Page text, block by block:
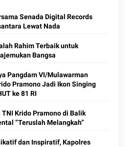
Senada Digital Records
Lewat Nada
Rahim Terbaik untuk
Bangsa
Pangdam VI/Mulawarman
Pramono Jadi Ikon Singing
ke 81 RI
TNI Krido Pramono di Balik
“Teruslah Melangkah”
dan Inspiratif, Kapolres